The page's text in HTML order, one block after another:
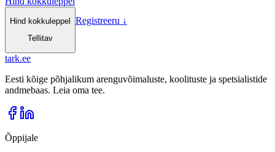
Hind kokkuleppel
Tellitav
Registreeru ↓
tark.ee
Eesti kõige põhjalikum arenguvõimaluste, koolituste ja spetsialistide
andmebaas. Leia oma tee.
Õppijale